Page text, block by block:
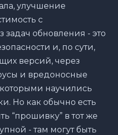
улучшение
с
обновления - это
и, по сути,
версий, через
и вредоносные
научились
Но как обычно есть
“прошивку” в тот же
- там могут быть